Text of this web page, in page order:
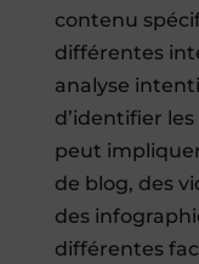
contenu
différentes
analyse
d’identifier
peut
de blog, des
des
différentes